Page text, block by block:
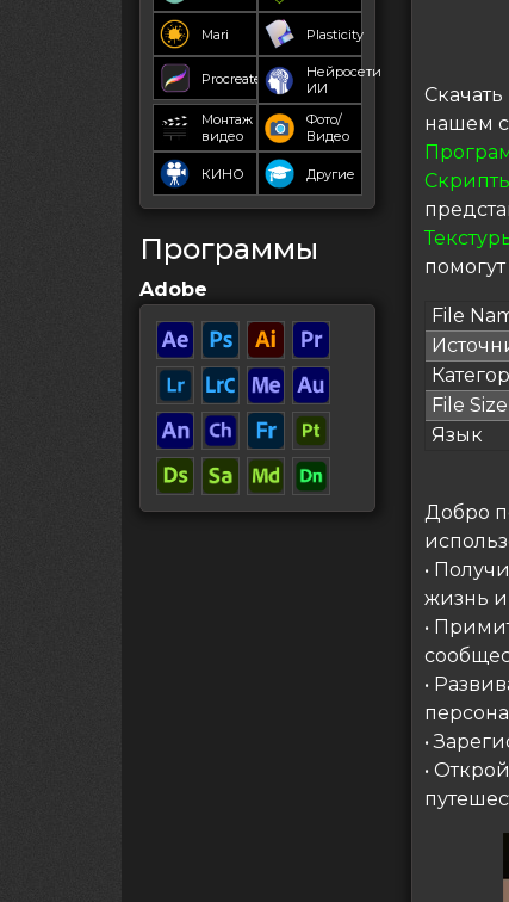
Mari Plasticity
Procreate
Нейросети
ИИ
Монтаж
видео
Фото/
Видео
КИНО Другие
Программы
Adobe
Скачать
нашем
File
File Size
Язык
Добро
•
жизнь
•
•
•
•